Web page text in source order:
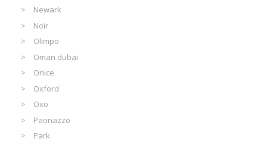
Newark
Noir
Olimpo
Oman dubai
Onice
Oxford
Oxo
Paonazzo
Park